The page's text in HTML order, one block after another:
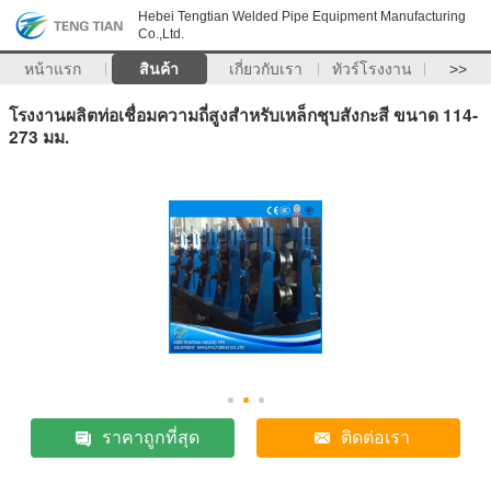
Hebei Tengtian Welded Pipe Equipment Manufacturing
Co.,Ltd.
หน้าแรก สินค้า เกี่ยวกับเรา ทัวร์โรงงาน >>
โรงงานผลิตท่อเชื่อมความถี่สูงสำหรับเหล็กชุบสังกะสี ขนาด 114-
273 มม.
ราคาถูกที่สุด ติดต่อเรา